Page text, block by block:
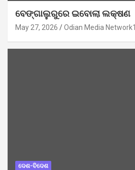
ବେଙ୍ଗାଲୁରୁରେ ଇବୋଲା ଲକ୍ଷଣ
May 27, 2026 Odian Media Network1
ଦେଶ-ବିଦେଶ